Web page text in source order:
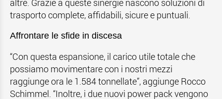
altre. Grazie a queste sinergie nascono soluzioni di
trasporto complete, affidabili, sicure e puntuali.
Affrontare le sfide in discesa
“Con questa espansione, il carico utile totale che
possiamo movimentare con i nostri mezzi
raggiunge ora le 1.584 tonnellate”, aggiunge Rocco
Schimmel. “Inoltre, i due nuovi power pack vengono